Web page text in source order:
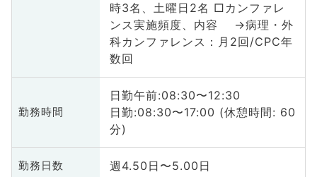
時3名、土曜日2名 □カンファレ
ンス実施頻度、内容 →病理・外
科カンファレンス：月2回/CPC年
数回
勤務時間
日勤午前:08:30〜12:30
日勤:08:30〜17:00 (休憩時間: 60
分)
勤務日数 週4.50日〜5.00日